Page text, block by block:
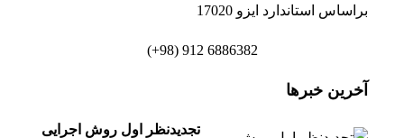
براساس استاندارد ایزو 17020
6886382 912 (98+)
آخرین خبرها
تجدیدنظر اول روش اجرایی